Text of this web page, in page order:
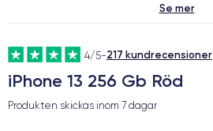
Se mer
4/5-217 kundrecensioner
iPhone 13 256 Gb Röd
Produkten skickas inom 7 dagar